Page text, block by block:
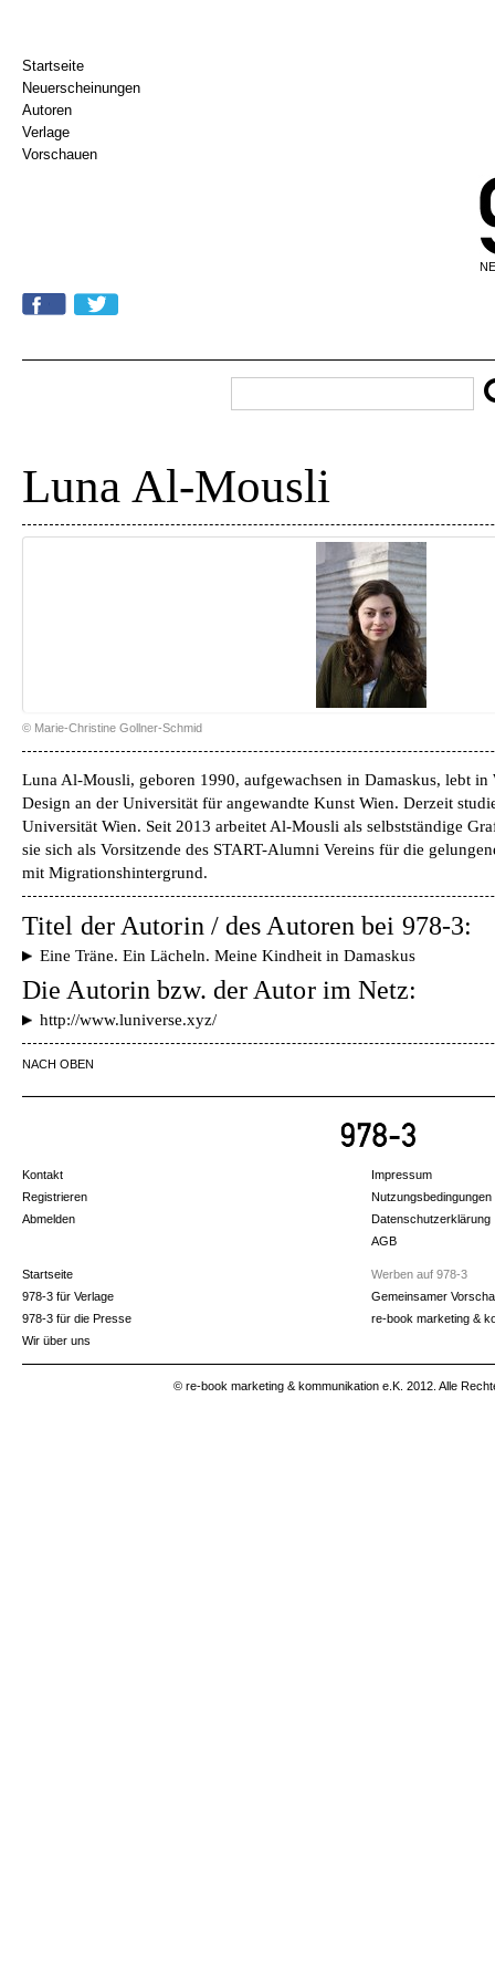
Startseite
Neuerscheinungen
Autoren
Verlage
Vorschauen
Luna Al-Mousli
© Marie-Christine Gollner-Schmid
Luna Al-Mousli, geboren 1990, aufgewachsen in Damaskus, lebt in
Design an der Universität für angewandte Kunst Wien. Derzeit
Universität Wien. Seit 2013 arbeitet Al-Mousli als selbstständige
sie sich als Vorsitzende des START-Alumni Vereins für die
mit Migrationshintergrund.
Titel der Autorin / des Autoren bei 978-3:
Eine Träne. Ein Lächeln. Meine Kindheit in Damaskus
Die Autorin bzw. der Autor im Netz:
http://www.luniverse.xyz/
NACH OBEN
Kontakt
Registrieren
Abmelden
Impressum
Nutzungsbedingungen
Datenschutzerklärung
AGB
Startseite
978-3 für Verlage
978-3 für die Presse
Wir über uns
Werben auf 978-3
Gemeinsamer
re-book marketing &
© re-book marketing & kommunikation e.K. 2012. Alle